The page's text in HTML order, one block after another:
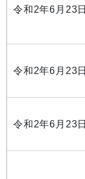
令和2年6月23日
令和2年6月23日
令和2年6月23日